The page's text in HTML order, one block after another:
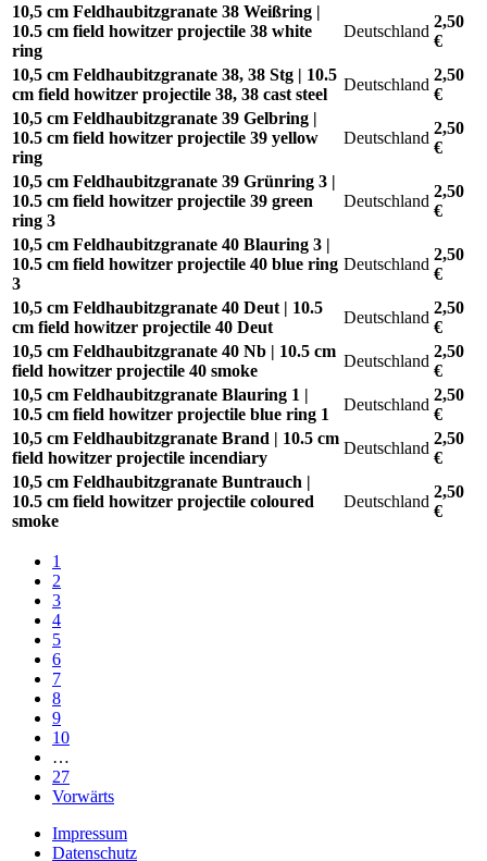
10,5 cm Feldhaubitzgranate 38 Weißring |
10.5 cm field howitzer projectile 38 white
ring
Deutschland
2,50
€
10,5 cm Feldhaubitzgranate 38, 38 Stg | 10.5
cm field howitzer projectile 38, 38 cast steel
Deutschland
2,50
€
10,5 cm Feldhaubitzgranate 39 Gelbring |
10.5 cm field howitzer projectile 39 yellow
ring
Deutschland
2,50
€
10,5 cm Feldhaubitzgranate 39 Grünring 3 |
10.5 cm field howitzer projectile 39 green
ring 3
Deutschland
2,50
€
10,5 cm Feldhaubitzgranate 40 Blauring 3 |
10.5 cm field howitzer projectile 40 blue ring
3
Deutschland
2,50
€
10,5 cm Feldhaubitzgranate 40 Deut | 10.5
cm field howitzer projectile 40 Deut
Deutschland
2,50
€
10,5 cm Feldhaubitzgranate 40 Nb | 10.5 cm
field howitzer projectile 40 smoke
Deutschland
2,50
€
10,5 cm Feldhaubitzgranate Blauring 1 |
10.5 cm field howitzer projectile blue ring 1
Deutschland
2,50
€
10,5 cm Feldhaubitzgranate Brand | 10.5 cm
field howitzer projectile incendiary
Deutschland
2,50
€
10,5 cm Feldhaubitzgranate Buntrauch |
10.5 cm field howitzer projectile coloured
smoke
Deutschland
2,50
€
1
2
3
4
5
6
7
8
9
10
…
27
Vorwärts
Impressum
Datenschutz